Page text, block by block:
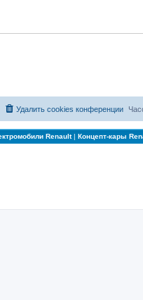
Удалить cookies конференции
Renault| Концепт-кары